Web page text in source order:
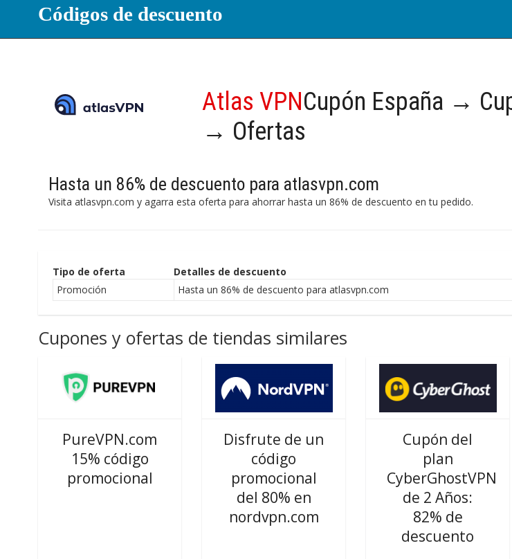
Códigos de descuento
Atlas VPNCupón España →
→ Ofertas
Hasta un 86% de descuento para atlasvpn.com
Visita atlasvpn.com y agarra esta oferta para ahorrar hasta un 86% de descuento en tu pedido.
Tipo de oferta Detalles de descuento
Promoción
Hasta un 86% de descuento para atlasvpn.com
Cupones y ofertas de tiendas similares
PureVPN.com
15% código
promocional
Disfrute de un
código
promocional
del 80% en
nordvpn.com
Cupón del
plan
CyberGhostVPN
de 2 Años:
82% de
descuento